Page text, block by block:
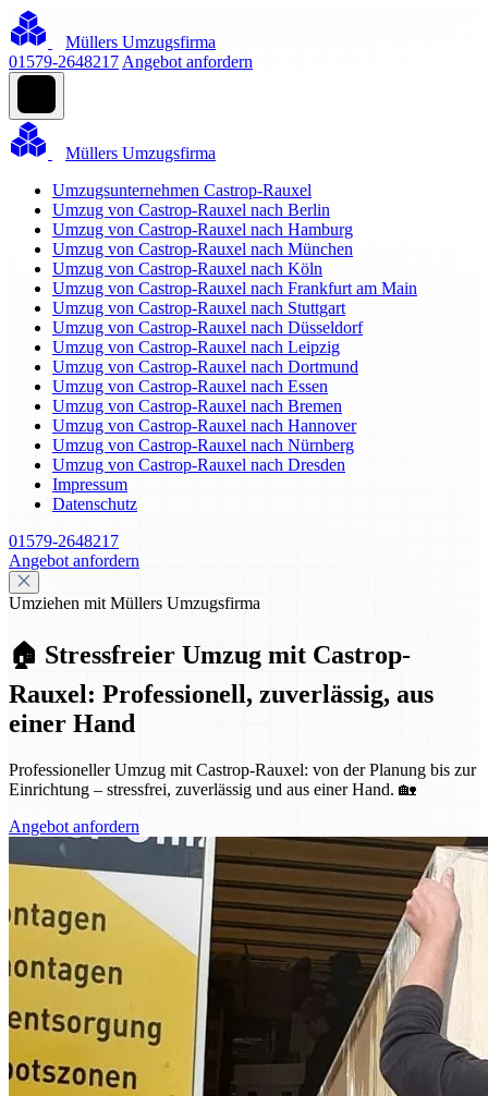
Müllers Umzugsfirma
01579-2648217 Angebot anfordern
Müllers Umzugsfirma
Umzugsunternehmen Castrop-Rauxel
Umzug von Castrop-Rauxel nach Berlin
Umzug von Castrop-Rauxel nach Hamburg
Umzug von Castrop-Rauxel nach München
Umzug von Castrop-Rauxel nach Köln
Umzug von Castrop-Rauxel nach Frankfurt am Main
Umzug von Castrop-Rauxel nach Stuttgart
Umzug von Castrop-Rauxel nach Düsseldorf
Umzug von Castrop-Rauxel nach Leipzig
Umzug von Castrop-Rauxel nach Dortmund
Umzug von Castrop-Rauxel nach Essen
Umzug von Castrop-Rauxel nach Bremen
Umzug von Castrop-Rauxel nach Hannover
Umzug von Castrop-Rauxel nach Nürnberg
Umzug von Castrop-Rauxel nach Dresden
Impressum
Datenschutz
01579-2648217
Angebot anfordern
Umziehen mit Müllers Umzugsfirma
🏠 Stressfreier Umzug mit Castrop-
Rauxel: Professionell, zuverlässig, aus
einer Hand
Professioneller Umzug mit Castrop-Rauxel: von der Planung bis zur
Einrichtung – stressfrei, zuverlässig und aus einer Hand. 🏡
Angebot anfordern